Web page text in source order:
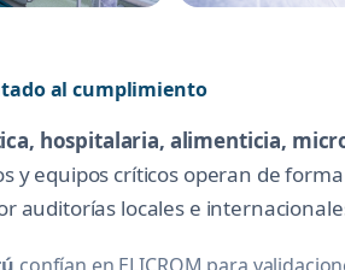
al cumplimiento
hospitalaria, alimenticia,
y equipos críticos operan de
auditorías locales e